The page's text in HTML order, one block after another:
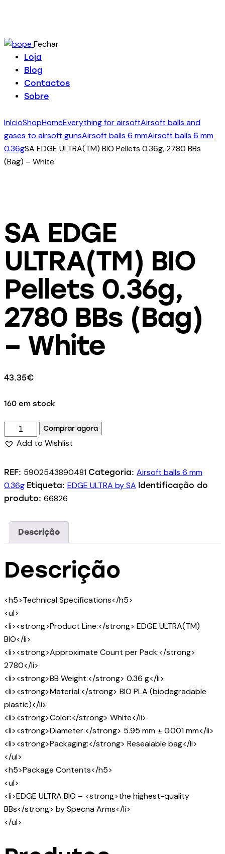
Fechar
Loja
Blog
Contactos
Sobre
InícioShopHomeEverything for airsoftAirsoft balls and
gases to airsoft gunsAirsoft balls 6 mmAirsoft balls 6 mm
0.36gSA EDGE ULTRA(TM) BIO Pellets 0.36g, 2780 BBs
(Bag) – White
SA EDGE
ULTRA(TM) BIO
Pellets 0.36g,
2780 BBs (Bag)
– White
43.35€
160 em stock
Comprar agora
Add to Wishlist
REF: 5902543890481 Categoria: Airsoft balls 6 mm
0.36g Etiqueta: EDGE ULTRA by SA Identificação do
produto: 66826
Descrição
Descrição
<h5>Technical Specifications</h5>
<ul>
<li><strong>Product Line:</strong> EDGE ULTRA(TM)
BIO</li>
<li><strong>Approximate Count per Pack:</strong>
2780</li>
<li><strong>BB Weight:</strong> 0.36 g</li>
<li><strong>Material:</strong> BIO PLA (biodegradable
plastic)</li>
<li><strong>Color:</strong> White</li>
<li><strong>Diameter:</strong> 5.95 mm ± 0.001 mm</li>
<li><strong>Packaging:</strong> Resealable bag</li>
</ul>
<h5>Package Contents</h5>
<ul>
<li>EDGE ULTRA BIO – <strong>the highest-quality
BBs</strong> by Specna Arms</li>
</ul>